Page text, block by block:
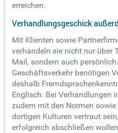
erreichen.
Verhandlungsgeschick
Mit Klienten sowie
verhandeln sie nicht nur über
Mail, sondern auch
Geschäftsverkehr benötigen
deshalb
Englisch. Bei Verhandlungen
zudem mit den Normen
dortigen Kulturen vertraut
erfolgreich abschließen